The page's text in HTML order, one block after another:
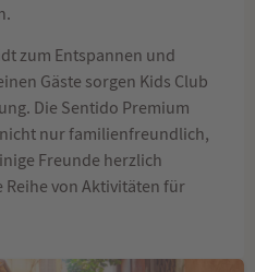
zum Entspannen und
Gäste sorgen Kids Club
Die Sentido Premium
nur familienfreundlich,
Freunde herzlich
von Aktivitäten für